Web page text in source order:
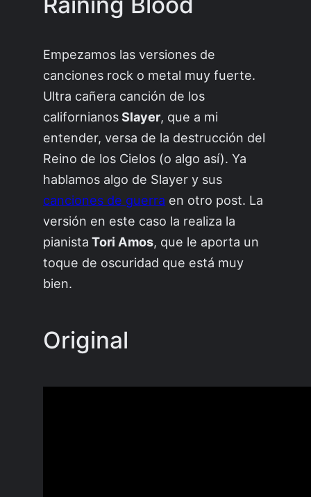
Empezamos las versiones de
canciones rock o metal muy fuerte.
Ultra cañera canción de los
californianosSlayer, que a mi
entender, versa de la destrucción del
Reino de los Cielos (o algo así). Ya
hablamos algo de Slayer y sus
canciones de guerra en otro post. La
versión en este caso la realiza la
pianista Tori Amos, que le aporta un
toque de oscuridad que está muy
bien.
Original